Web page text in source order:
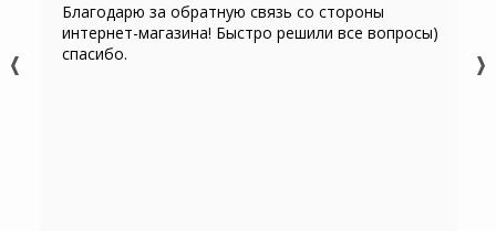
Благодарю за обратную связь со стороны
интернет-магазина! Быстро решили все вопросы)
спасибо.